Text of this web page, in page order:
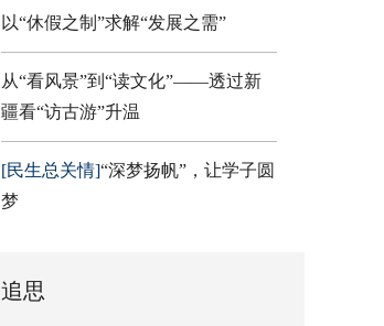
以“休假之制”求解“发展之需”
从“看风景”到“读文化”——透过新
疆看“访古游”升温
[民生总关情]“深梦扬帆”，让学子圆
梦
追思